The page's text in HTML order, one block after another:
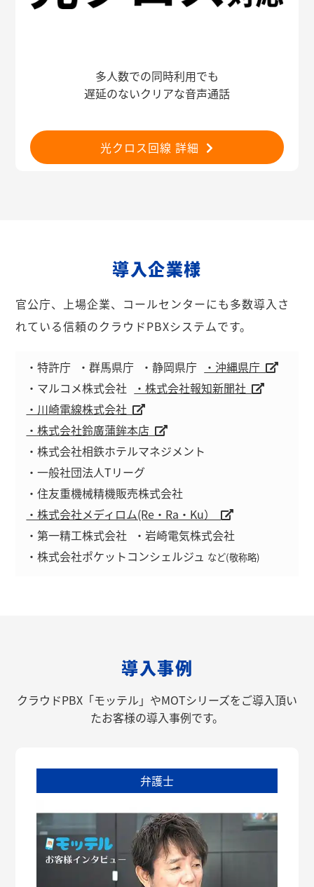
多人数での同時利用でも
遅延のないクリアな音声通話
光クロス回線 詳細
導入企業様
官公庁、上場企業、コールセンターにも多数導入さ
れている信頼のクラウドPBXシステムです。
・特許庁 ・群馬県庁 ・静岡県庁
・沖縄県庁
・マルコメ株式会社
・株式会社報知新聞社
・川崎電線株式会社
・株式会社鈴廣蒲鉾本店
・株式会社相鉄ホテルマネジメント
・一般社団法人Tリーグ
・住友重機械精機販売株式会社
・株式会社メディロム(Re・Ra・Ku）
・第一精工株式会社
・岩崎電気株式会社
・株式会社ポケットコンシェルジュ など(敬称略)
導入事例
クラウドPBX「モッテル」やMOTシリーズをご導入頂い
たお客様の導入事例です。
弁護士